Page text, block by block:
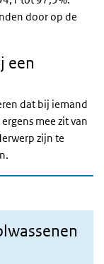
door op de
een
dat bij iemand
mee zit van
zijn te